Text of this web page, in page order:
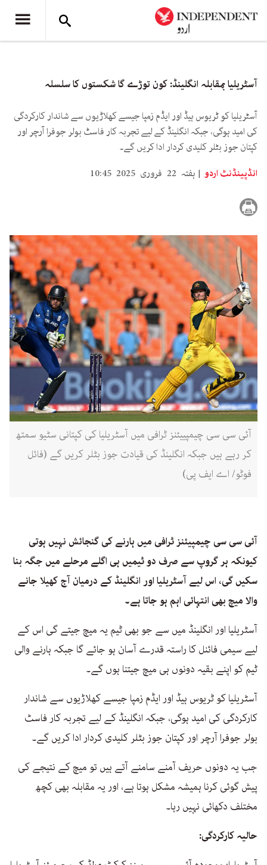
آسٹریلیا بمقابلہ انگلینڈ: کون توڑے گا شکستوں کا سلسلہ
آسٹریلیا کو ٹریوس ہیڈ اور ایڈم زمپا جیسے کھلاڑیوں سے شاندار کارکردگی
کی امید ہوگی، جبکہ انگلینڈ کے لیے تجربہ کار فاسٹ بولر جوفرا آرچر اور
کپتان جوز بٹلر کلیدی کردار ادا کریں گے۔
انڈپینڈنٹ اردو
ہفتہ 22 فروری 2025 10:45
آئی سی سی چیمپییئنز ٹرافی میں آسٹریلیا کی کپتانی سٹیو سمتھ
کر رہے ہیں جبکہ انگلینڈ کی قیادت جوز بٹلر کریں گے (فائل
فوٹو/ اے ایف پی)
آئی سی سی چیمپیئنز ٹرافی میں ہارنے کی گنجائش نہیں ہوتی
کیونکہ ہر گروپ سے صرف دو ٹیمیں ہی اگلے مرحلے میں جگہ بنا
سکیں گی، اس لیے آسٹریلیا اور انگلینڈ کے درمیان آج کھیلا جانے
والا میچ بھی انتہائی اہم ہو جاتا ہے۔
آسٹریلیا اور انگلینڈ میں سے جو بھی ٹیم یہ میچ جیتے گی اس کے
لیے سیمی فائنل کا راستہ قدرے آسان ہو جائے گا جبکہ ہارنے والی
ٹیم کو اپنے بقیہ دونوں ہی میچ جیتنا ہوں گے۔
آسٹریلیا کو ٹریوس ہیڈ اور ایڈم زمپا جیسے کھلاڑیوں سے شاندار
کارکردگی کی امید ہوگی، جبکہ انگلینڈ کے لیے تجربہ کار فاسٹ
بولر جوفرا آرچر اور کپتان جوز بٹلر کلیدی کردار ادا کریں گے۔
جب یہ دونوں حریف آمنے سامنے آتے ہیں تو میچ کے نتیجے کی
پیش گوئی کرنا ہمیشہ مشکل ہوتا ہے، اور یہ مقابلہ بھی کچھ
مختلف دکھائی نہیں رہا۔
حالیہ کارکردگی: